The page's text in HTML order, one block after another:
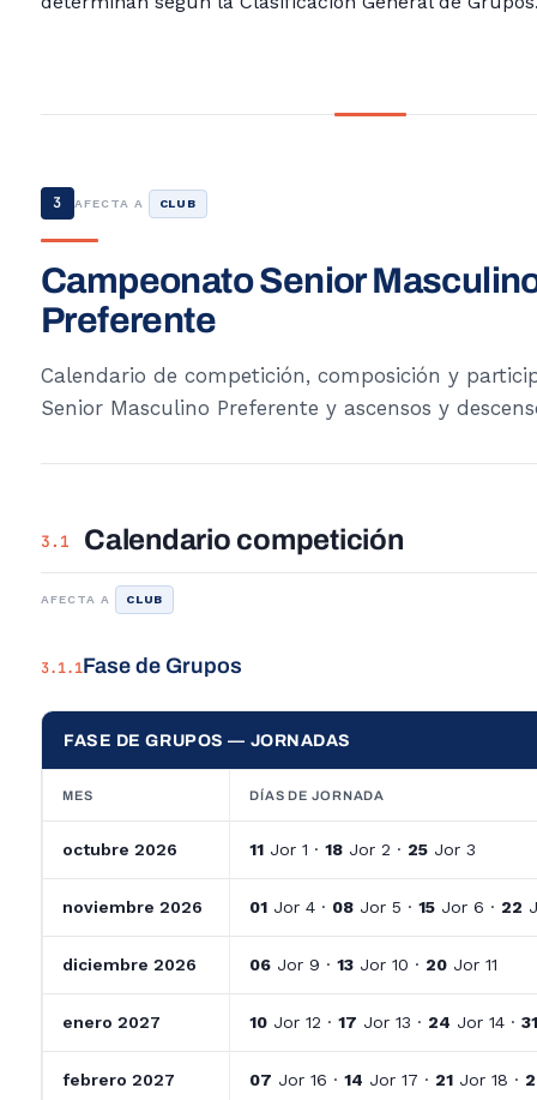
3 AFECTA A CLUB
Campeonato Senior
Preferente
Calendario de competición, composición y
Senior Masculino Preferente y ascensos y
3.1 Calendario competición
AFECTA A CLUB
3.1.1Fase de Grupos
FASE DE GRUPOS — JORNADAS
MES DÍAS DE JORNADA
octubre 2026 11 Jor 1 · 18 Jor 2 · 25 Jor 3
noviembre 2026 01 Jor 4 · 08 Jor 5 · 15 Jor 6 · 22
diciembre 2026 06 Jor 9 · 13 Jor 10 · 20 Jor 11
enero 2027 10 Jor 12 · 17 Jor 13 · 24 Jor 14 · 31
febrero 2027 07 Jor 16 · 14 Jor 17 · 21 Jor 18 ·